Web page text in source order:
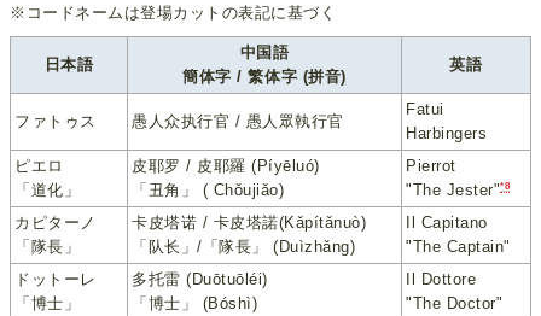
※コードネームは登場カットの表記に基づく
日本語
中国語
簡体字 / 繁体字 (拼音)
英語
ファトゥス 愚人众执行官 / 愚人眾執行官
Fatui
Harbingers
ピエロ
「道化」
皮耶罗 / 皮耶羅 (Píyēluó)
「丑角」 ( Chǒujiǎo)
Pierrot
"The Jester"*8
カピターノ
「隊長」
卡皮塔诺 / 卡皮塔諾(Kǎpítǎnuò)
「队长」/「隊長」 (Duìzhǎng)
Il Capitano
"The Captain"
ドットーレ
「博士」
多托雷 (Duōtuōléi)
「博士」 (Bóshì)
Il Dottore
"The Doctor"